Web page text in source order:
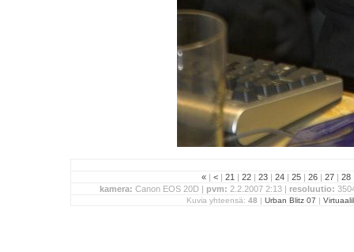
« | < | 21 | 22 | 23 | 24 | 25 | 26 | 27 | 28
kamera: Canon EOS 20D | pvm: 2.2.2007 2:13 | resoluutio:
Kuvia yhteensä: 48 | Urban Blitz 07 |